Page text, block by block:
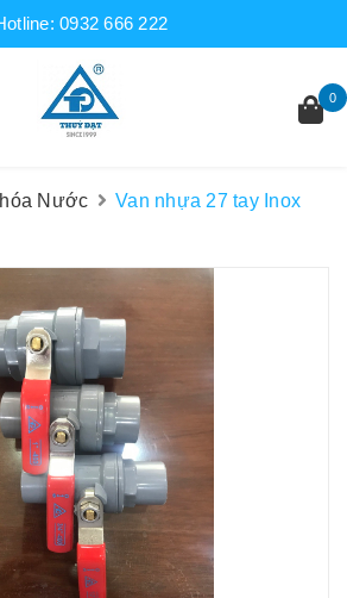
0932 666 222
0
Nước
Van nhựa 27 tay Inox